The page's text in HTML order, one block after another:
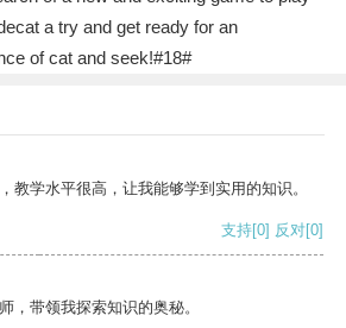
a try and get ready for an
of cat and seek!#18#
教学水平很高，让我能够学到实用的知识。
支持[0] 反对[0]
，带领我探索知识的奥秘。